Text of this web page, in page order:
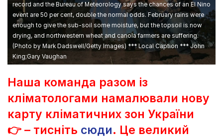
record and the Bureau of Meteorology says the chances of an El Nino
event are 50 per cent, double the normal odds. February rains were
enough to give the sub-soil some moisture, but the topsoil is now
drying, and northwestern wheat and canola farmers are suffering.
(Photo by Mark Dadswell/Getty Images) *** Local Caption *** John
King;Gary Vaughan
Наша команда разом із
кліматологами намалювали нову
карту кліматичних зон України
👉 – тисніть сюди. Це великий